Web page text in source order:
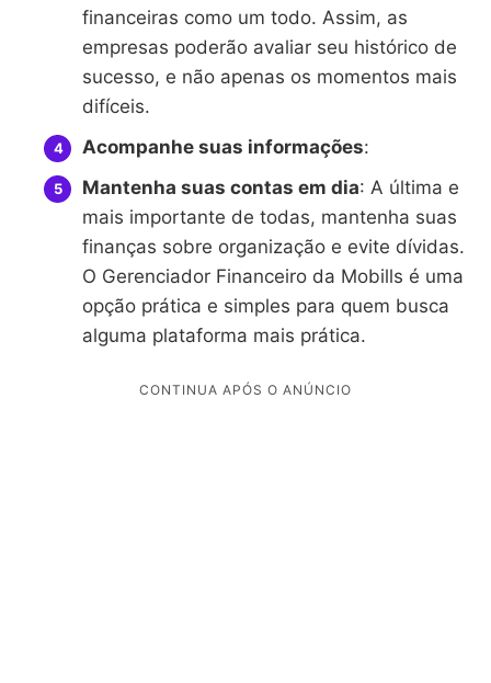
financeiras como um todo. Assim, as
empresas poderão avaliar seu histórico de
sucesso, e não apenas os momentos mais
difíceis.
Acompanhe suas informações:
Mantenha suas contas em dia: A última e
mais importante de todas, mantenha suas
finanças sobre organização e evite dívidas.
O Gerenciador Financeiro da Mobills é uma
opção prática e simples para quem busca
alguma plataforma mais prática.